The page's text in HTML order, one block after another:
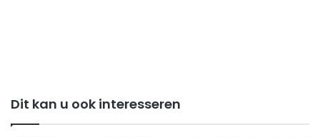
Dit kan u ook interesseren